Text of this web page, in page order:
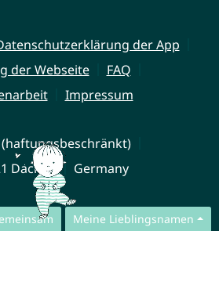
Meine Lieblingsnamen
der App
der Webseite
FAQ
Impressum
Dachau Germany